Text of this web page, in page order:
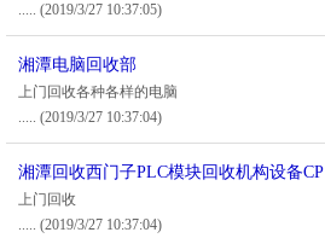
..... (2019/3/27 10:37:05)
湘潭电脑回收部
上门回收各种各样的电脑
..... (2019/3/27 10:37:04)
湘潭回收西门子PLC模块回收机构设备CP
上门回收
..... (2019/3/27 10:37:04)